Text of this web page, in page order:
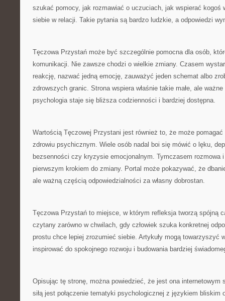
szukać pomocy, jak rozmawiać o uczuciach, jak wspierać kogoś
siebie w relacji. Takie pytania są bardzo ludzkie, a odpowiedzi
Tęczowa Przystań może być szczególnie pomocna dla osób,
komunikacji. Nie zawsze chodzi o wielkie zmiany. Czasem
reakcję, nazwać jedną emocję, zauważyć jeden schemat albo
zdrowszych granic. Strona wspiera właśnie takie małe, ale
psychologia staje się bliższa codzienności i bardziej dostępna.
Wartością Tęczowej Przystani jest również to, że może pomagać
zdrowiu psychicznym. Wiele osób nadal boi się mówić o lęku,
bezsenności czy kryzysie emocjonalnym. Tymczasem rozmowa
pierwszym krokiem do zmiany. Portal może pokazywać, że
ale ważną częścią odpowiedzialności za własny dobrostan.
Tęczowa Przystań to miejsce, w którym refleksja tworzą spójną
czytany zarówno w chwilach, gdy człowiek szuka konkretnej
prostu chce lepiej zrozumieć siebie. Artykuły mogą towarzyszyć
inspirować do spokojnego rozwoju i budowania bardziej
Opisując tę stronę, można powiedzieć, że jest ona internetowym
siłą jest połączenie tematyki psychologicznej z językiem bliskim